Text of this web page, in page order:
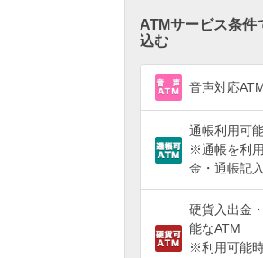
ATMサービス条件
込む
音声対応
通帳利用可
※通帳を利
金・通帳記
硬貨入出金
能なATM
※利用可能